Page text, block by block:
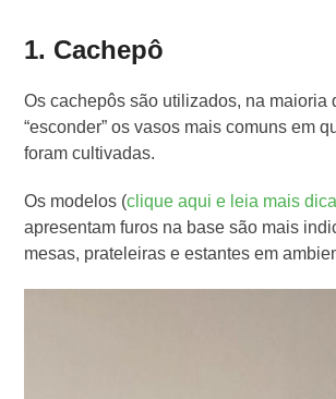
1. Cachepô
Os cachepôs são utilizados, na maioria
“esconder” os vasos mais comuns em
foram cultivadas.
Os modelos (clique aqui e leia mais
apresentam furos na base são mais
mesas, prateleiras e estantes em